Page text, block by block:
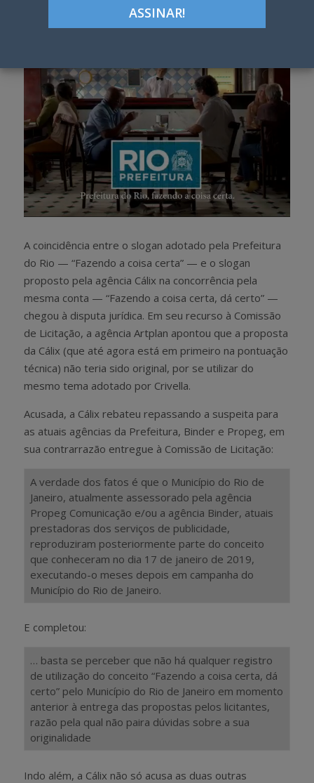
A coincidência entre o slogan adotado pela Prefeitura
do Rio — “Fazendo a coisa certa” — e o slogan
proposto pela agência Cálix na concorrência pela
mesma conta — “Fazendo a coisa certa, dá certo” —
chegou à disputa jurídica. Em seu recurso à Comissão
de Licitação, a agência Artplan apontou que a proposta
da Cálix (que até agora está em primeiro na pontuação
técnica) não teria sido original, por se utilizar do
mesmo tema adotado por Crivella.
Acusada, a Cálix rebateu repassando a suspeita para
as atuais agências da Prefeitura, Binder e Propeg, em
sua contrarrazão entregue à Comissão de Licitação:
A verdade dos fatos é que o Município do Rio de
Janeiro, atualmente assessorado pela agência
Propeg Comunicação e/ou a agência Binder, atuais
prestadoras dos serviços de publicidade,
reproduziram posteriormente parte do conceito
que conheceram no dia 17 de janeiro de 2019,
executando-o meses depois em campanha do
Município do Rio de Janeiro.
E completou:
… basta se perceber que não há qualquer registro
de utilização do conceito “Fazendo a coisa certa, dá
certo” pelo Município do Rio de Janeiro em momento
anterior à entrega das propostas pelos licitantes,
razão pela qual não paira dúvidas sobre a sua
originalidade
Indo além, a Cálix não só acusa as duas outras